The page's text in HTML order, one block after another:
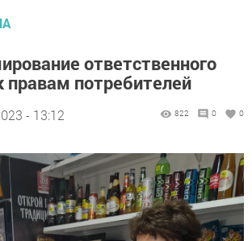
ответственного
правам потребителей
- 13:12